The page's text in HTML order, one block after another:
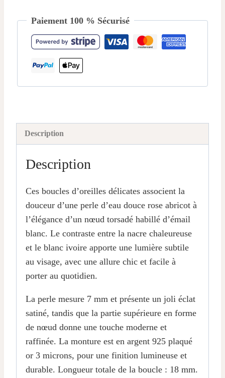
Ivoire
Paiement 100 % Sécurisé
Description
Description
Ces boucles d’oreilles délicates associent la
douceur d’une perle d’eau douce rose abricot à
l’élégance d’un nœud torsadé habillé d’émail
blanc. Le contraste entre la nacre chaleureuse
et le blanc ivoire apporte une lumière subtile
au visage, avec une allure chic et facile à
porter au quotidien.
La perle mesure 7 mm et présente un joli éclat
satiné, tandis que la partie supérieure en forme
de nœud donne une touche moderne et
raffinée. La monture est en argent 925 plaqué
or 3 microns, pour une finition lumineuse et
durable. Longueur totale de la boucle : 18 mm.